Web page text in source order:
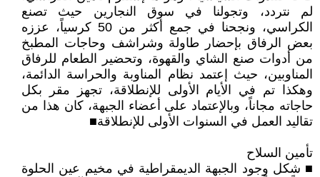
لم نتردد، وتجولنا في سوق النجارين حيث تصنع
الكراسي، ونجحنا في جمع أكثر من 50 كرسياً، عززه
بعض الرفاق بإحضار طاولة وشراشف وحاجات المطبخ
من أدوات صنع الشاي والقهوة، وتحضير الطعام للرفاق
المناوبين، حيث إعتمد نظام المناوبة والحراسة الدائمة،
وهكذا تم في الأيام الأولى للإنطلاقة، تجهز مقر بكل
حاجاته مجاناً، وبالإعتماد على أعضاء الجبهة، كان هذا من
تقاليد العمل في السنوات الأولى للإنطلاقة■
تأمين السلاح
■ شكل وجود الجبهة الديمقراطية في مخيم عين الحلوة